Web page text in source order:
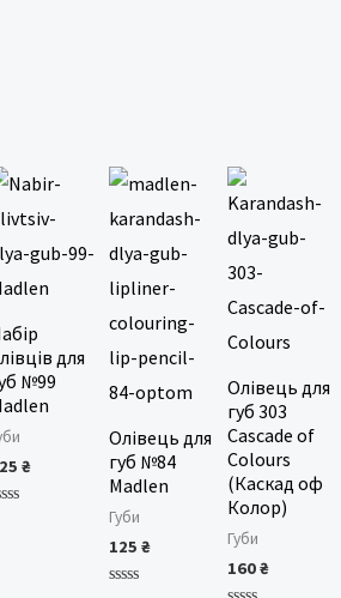
для
№99
₴
Олівець для
губ №84
Madlen
Губи
125 ₴
Олівець для
губ 303
Cascade of
Colours
(Каскад оф
Колор)
Губи
160₴